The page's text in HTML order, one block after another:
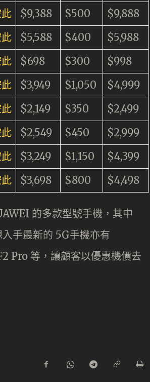
$9,388 $500
$9,888
$5,588 $400
$5,988
$698 $300
$998
$3,949 $1,050
$4,999
$2,149 $350
$2,499
$2,549 $450
$2,999
$3,249 $1,150
$4,399
$3,698 $800 $4,498
的多款型號手機，其中
手最新的 5G手機亦有
Pro 等，讓顧客以優惠機價去